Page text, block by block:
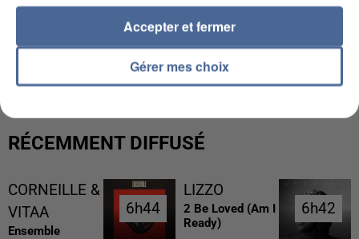
L’UN DES FONDATEURS SUPPOSÉS DE LA DZ
MAFIA INTERPELLÉ EN ALGÉRIE
RÉCEMMENT DIFFUSÉ
CORNEILLE &
VITAA
Ensemble
6h44
6h44
LIZZO
2 Be Loved (am I
Ready)
6h42
6h42
Gérer mes choix
Accepter et fermer